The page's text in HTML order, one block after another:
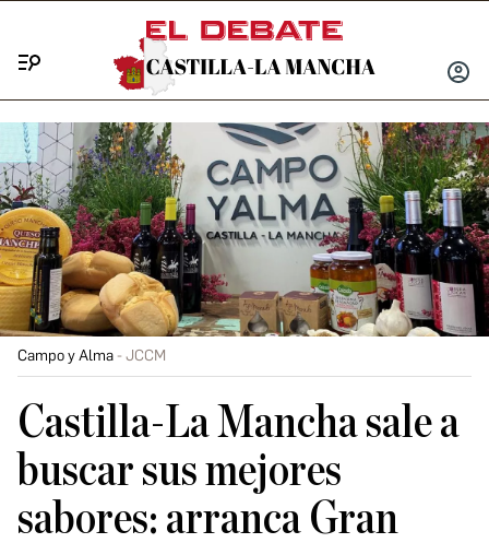
INICIAR
Campo y Alma JCCM
Castilla-La Mancha sale a
buscar sus mejores
sabores: arranca Gran